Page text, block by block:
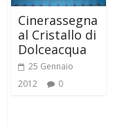
Cinerassegna
al Cristallo di
Dolceacqua
25 Gennaio
2012
0